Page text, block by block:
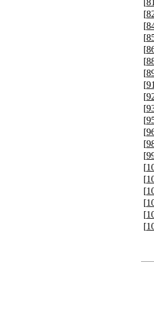
[
[
[
[
[
[
[
[
[
[
[
[
[
[
[
[
[
[
[